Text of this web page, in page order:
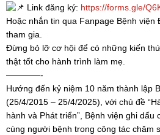
Link đăng ký: https://forms.gle/
Hoặc nhắn tin qua Fanpage Bệnh viện
tham gia.
Đừng bỏ lỡ cơ hội để có những kiến
thật tốt cho hành trình làm mẹ.
————-
Hướng đến kỷ niệm 10 năm thành lập
(25/4/2015 – 25/4/2025), với chủ đề
hành và Phát triển”, Bệnh viện ghi dấu
cùng người bệnh trong công tác chăm